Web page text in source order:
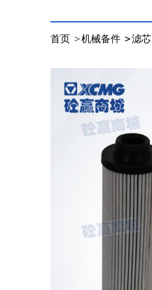
首页 >机械备件 >滤芯